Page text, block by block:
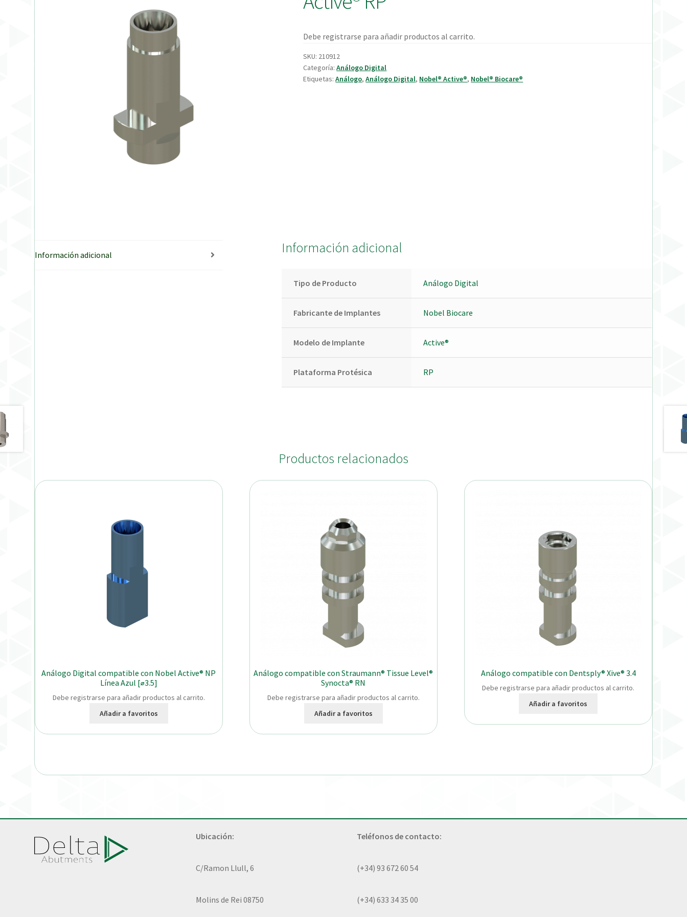
Debe registrarse para añadir productos al carrito.
SKU: 210912
Categoría:Análogo Digital
Etiquetas:Análogo,Análogo Digital, Nobel® Active®, Nobel® Biocare®
Información adicional Información adicional
Tipo de Producto Análogo Digital
Fabricante de Implantes Nobel Biocare
Modelo de Implante Active®
Plataforma Protésica RP
Productos relacionados
Análogo Digital compatible con Nobel Active® NP
Línea Azul [⌀3.5]
Debe registrarse para añadir productos al carrito.
Añadir a favoritos
Análogo compatible con Straumann® Tissue Level®
Synocta® RN
Debe registrarse para añadir productos al carrito.
Añadir a favoritos
Análogo compatible con Dentsply® Xive® 3.4
Debe registrarse para añadir productos al carrito.
Añadir a favoritos
Ubicación:
C/Ramon Llull, 6
Molins de Rei 08750
Teléfonos de contacto:
(+34) 93 672 60 54
(+34) 633 34 35 00